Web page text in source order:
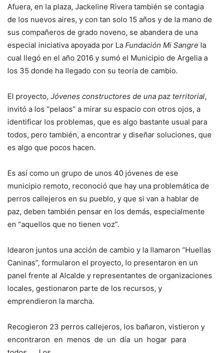
Afuera, en la plaza, Jackeline Rivera también se contagia
de los nuevos aires, y con tan solo 15 años y de la mano de
sus compañeros de grado noveno, se abandera de una
especial iniciativa apoyada por La Fundación Mi Sangre la
cual llegó en el año 2016 y sumó el Municipio de Argelia a
los 35 donde ha llegado con su teoría de cambio.
El proyecto, Jóvenes constructores de una paz territorial,
invitó a los “pelaos” a mirar su espacio con otros ojos, a
identificar los problemas, que es algo bastante usual para
todos, pero también, a encontrar y diseñar soluciones, que
es algo que pocos hacen.
Es así como un grupo de unos 40 jóvenes de ese
municipio remoto, reconoció que hay una problemática de
perros callejeros en su pueblo, y que si van a hablar de
paz, deben también pensar en los demás, especialmente
en “aquellos que no tienen voz”.
Idearon juntos una acción de cambio y la llamaron “Huellas
Caninas”, formularon el proyecto, lo presentaron en un
panel frente al Alcalde y representantes de organizaciones
locales, gestionaron parte de los recursos, y
emprendieron la marcha.
Recogieron 23 perros callejeros, los bañaron, vistieron y
encontraron en menos de un día un hogar para